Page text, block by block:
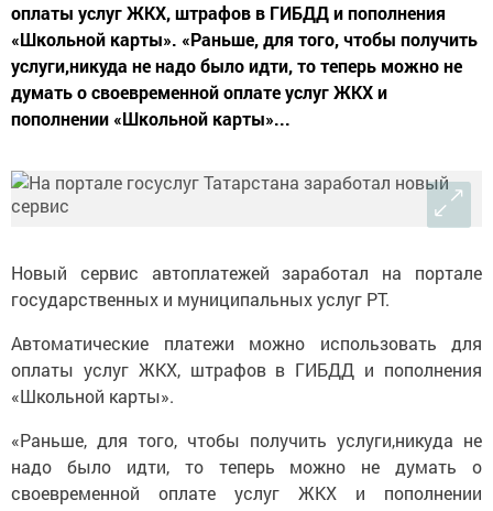
оплаты услуг ЖКХ, штрафов в ГИБДД и пополнения
«Школьной карты». «Раньше, для того, чтобы получить
услуги,никуда не надо было идти, то теперь можно не
думать о своевременной оплате услуг ЖКХ и
пополнении «Школьной карты»...
Новый сервис автоплатежей заработал на портале
государственных и муниципальных услуг РТ.
Автоматические платежи можно использовать для
оплаты услуг ЖКХ, штрафов в ГИБДД и пополнения
«Школьной карты».
«Раньше, для того, чтобы получить услуги,никуда не
надо было идти, то теперь можно не думать о
своевременной оплате услуг ЖКХ и пополнении